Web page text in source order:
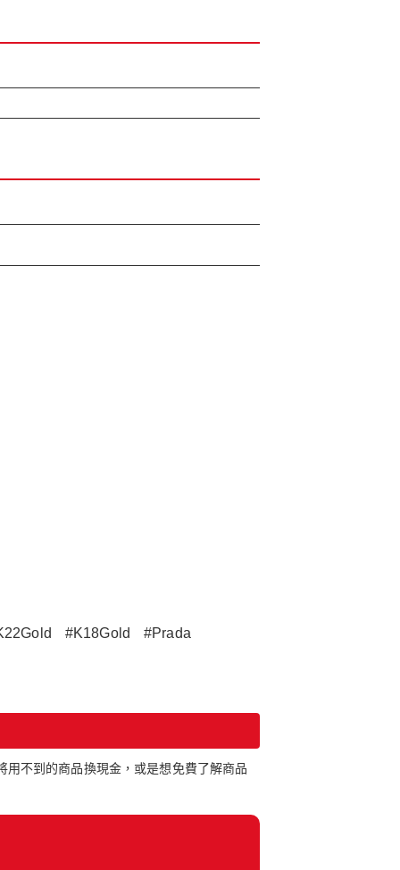
#K18Gold
#Prada
不到的商品換現金，或是想免費了解商品